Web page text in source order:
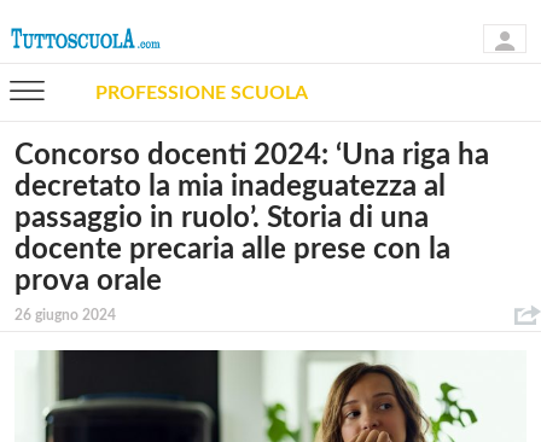
PROFESSIONE SCUOLA
Concorso docenti 2024: ‘Una riga ha
decretato la mia inadeguatezza al
passaggio in ruolo’. Storia di una
docente precaria alle prese con la
prova orale
26 giugno 2024